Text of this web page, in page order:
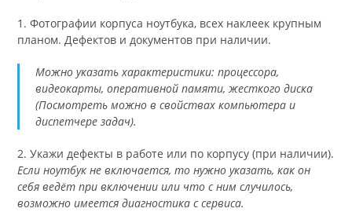
1. Фотографии корпуса ноутбука, всех наклеек крупным
планом. Дефектов и документов при наличии.
Можно указать характеристики: процессора,
видеокарты, оперативной памяти, жесткого диска
(Посмотреть можно в свойствах компьютера и
диспетчере задач).
2. Укажи дефекты в работе или по корпусу (при наличии).
Если ноутбук не включается, то нужно указать, как он
себя ведёт при включении или что с ним случилось,
возможно имеется диагностика с сервиса.